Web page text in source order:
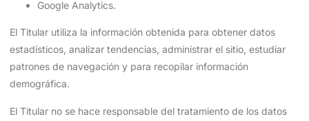
Google Analytics.
El Titular utiliza la información obtenida para obtener datos
estadísticos, analizar tendencias, administrar el sitio, estudiar
patrones de navegación y para recopilar información
demográfica.
El Titular no se hace responsable del tratamiento de los datos